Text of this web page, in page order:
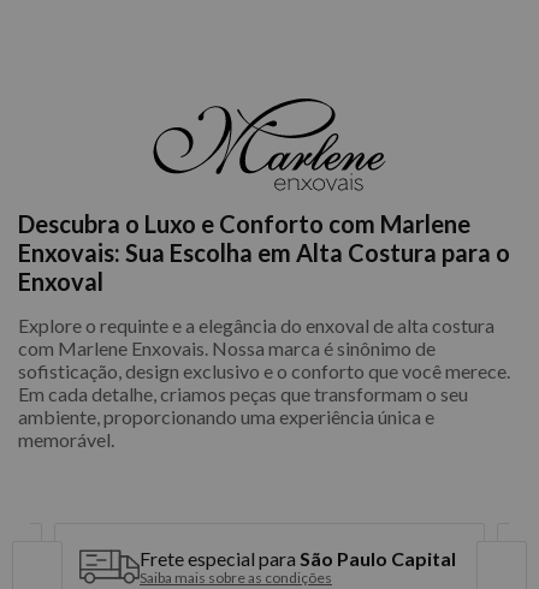
Descubra o Luxo e Conforto com Marlene
Enxovais: Sua Escolha em Alta Costura para o
Enxoval
Explore o requinte e a elegância do enxoval de alta costura
com Marlene Enxovais. Nossa marca é sinônimo de
sofisticação, design exclusivo e o conforto que você merece.
Em cada detalhe, criamos peças que transformam o seu
ambiente, proporcionando uma experiência única e
memorável.
Frete especial para São Paulo Capital
Saiba mais sobre as condições